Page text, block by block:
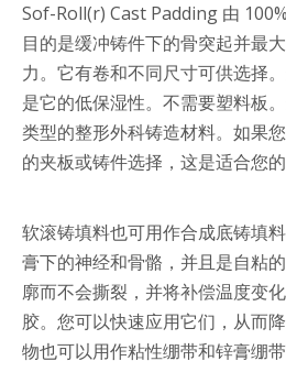
Sof-Roll(r) Cast Padding 由
目的是缓冲铸件下的骨突起并最
力。它有卷和不同尺寸可供选择
是它的低保湿性。不需要塑料板
类型的整形外科铸造材料。如果
的夹板或铸件选择，这是适合您的
软滚铸填料也可用作合成底铸填
膏下的神经和骨骼，并且是自粘
廓而不会撕裂，并将补偿温度变
胶。您可以快速应用它们，从而
物也可以用作粘性绷带和锌膏绷带